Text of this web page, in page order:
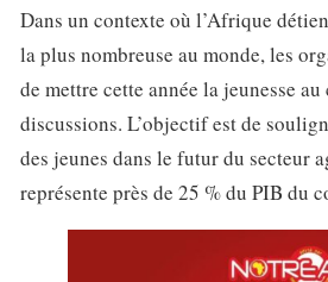
Dans un contexte où l’Afrique
la plus nombreuse au monde, les
de mettre cette année la jeunesse au
discussions. L’objectif est de
des jeunes dans le futur du secteur
représente près de 25 % du PIB du